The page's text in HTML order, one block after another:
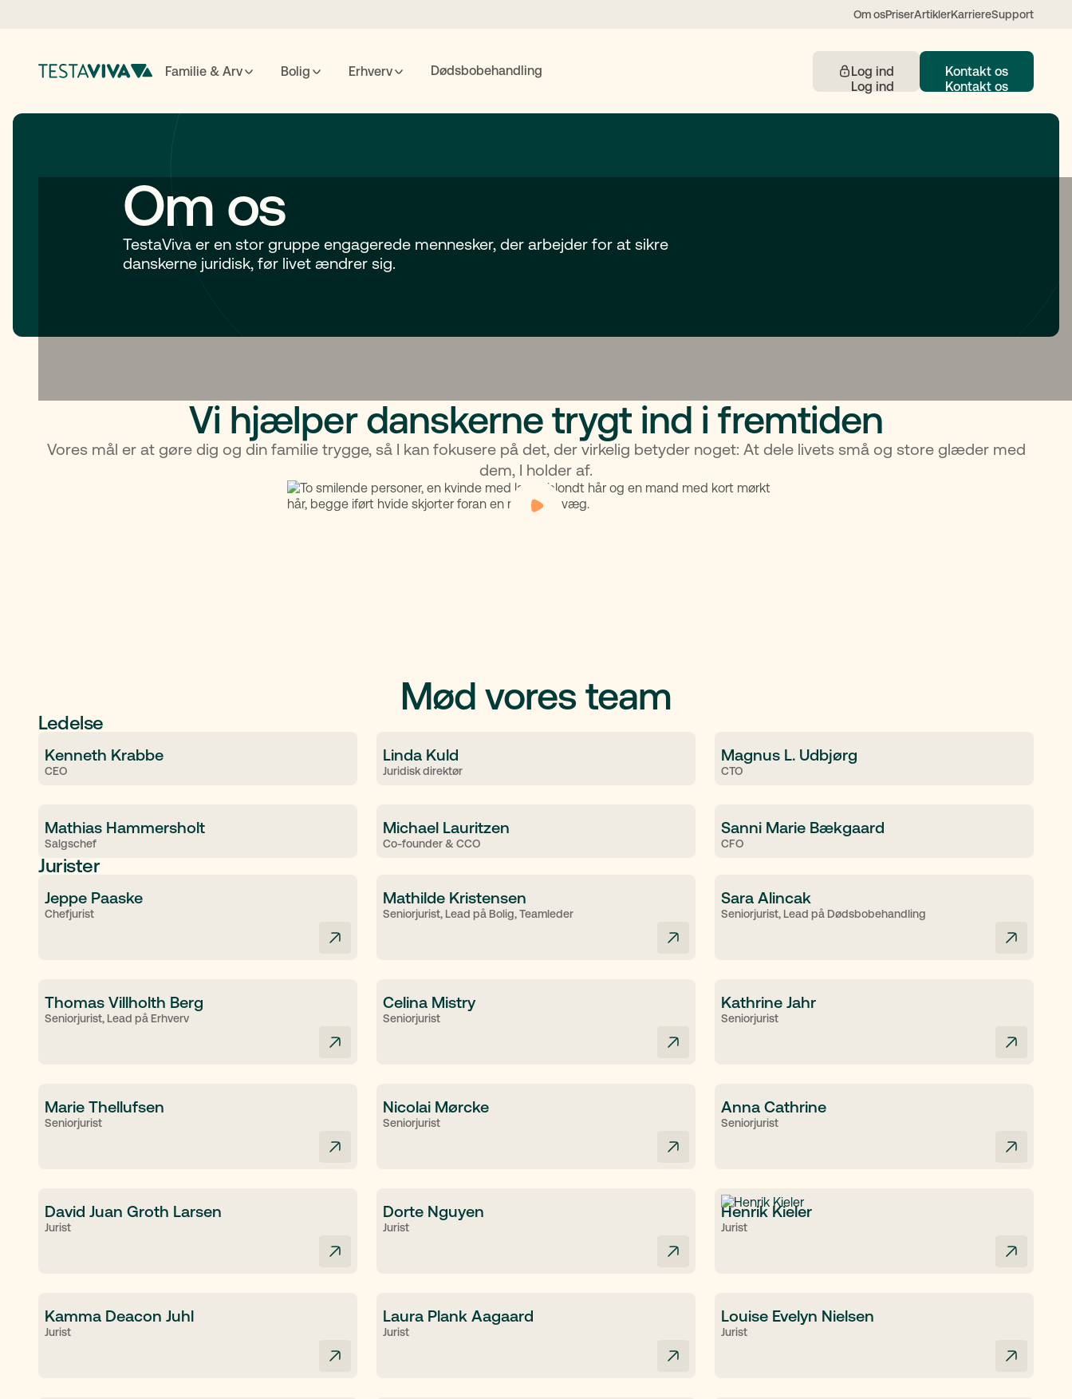
Om osPriserArtiklerKarriereSupport
Familie & Arv Bolig Erhverv Dødsbobehandling Log ind Kontakt os
Om os
TestaViva er en stor gruppe engagerede mennesker, der arbejder for at sikre
danskerne juridisk, før livet ændrer sig.
Vi hjælper danskerne trygt ind i fremtiden
Vores mål er at gøre dig og din familie trygge, så I kan fokusere på det, der virkelig betyder noget: At dele livets små og store glæder med
dem, I holder af.
Mød vores team
Ledelse
Kenneth Krabbe
CEO
Linda Kuld
Juridisk direktør
Magnus L. Udbjørg
CTO
Mathias Hammersholt
Salgschef
Michael Lauritzen
Co-founder & CCO
Sanni Marie Bækgaard
CFO
Jurister
Jeppe Paaske
Chefjurist
Mathilde Kristensen
Seniorjurist, Lead på Bolig, Teamleder
Sara Alincak
Seniorjurist, Lead på Dødsbobehandling
Thomas Villholth Berg
Seniorjurist, Lead på Erhverv
Celina Mistry
Seniorjurist
Kathrine Jahr
Seniorjurist
Marie Thellufsen
Seniorjurist
Nicolai Mørcke
Seniorjurist
Anna Cathrine
Seniorjurist
David Juan Groth Larsen
Jurist
Dorte Nguyen
Jurist
Henrik Kieler
Jurist
Kamma Deacon Juhl
Jurist
Laura Plank Aagaard
Jurist
Louise Evelyn Nielsen
Jurist